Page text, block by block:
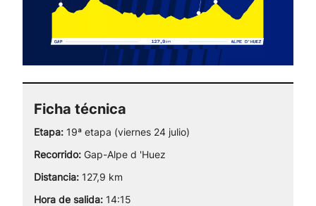
Ficha técnica
Etapa: 19ª etapa (viernes 24 julio)
Recorrido: Gap-Alpe d 'Huez
Distancia: 127,9 km
Hora de salida: 14:15